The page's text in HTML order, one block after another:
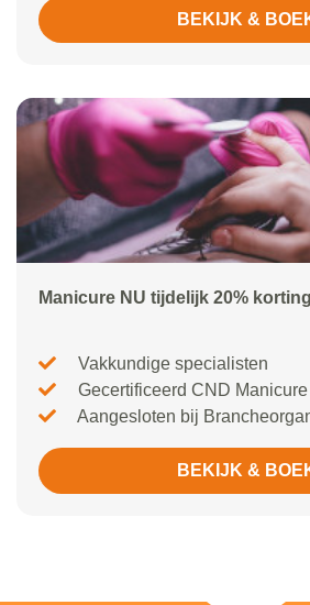
BEKIJK &
Manicure NU tijdelijk 20%
Vakkundige specialisten
Gecertificeerd CND Manicure
Aangesloten bij
BEKIJK &